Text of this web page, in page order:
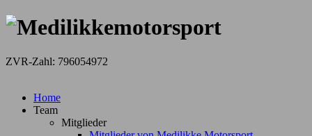
ZVR-Zahl: 796054972
Zum
Inhalt
Home
Team
Mitglieder